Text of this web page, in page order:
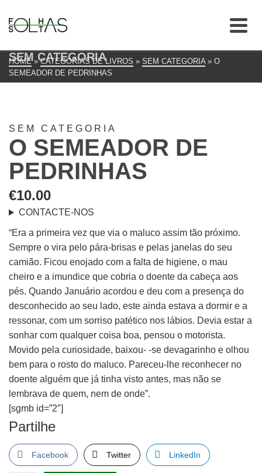
SEM CATEGORIA
HOME » CATEGORIAS DE LIVROS » SEM CATEGORIA » O
SEMEADOR DE PEDRINHAS
SEM CATEGORIA
O SEMEADOR DE
PEDRINHAS
€10.00
CONTACTE-NOS
“Era a primeira vez que via o maluco assim tão próximo.
Sempre o vira pelo pára-brisas e pelas janelas do seu
camião. Ficou enojado com a falta de higiene, o mau
cheiro e a imundice que cobria o doente da cabeça aos
pés. Quando Januário acordou e deu com a presença do
desconhecido ao seu lado, este ainda estava a dormir e a
ressonar, com um sorriso patético nos lábios. Devia estar a
sonhar com qualquer coisa boa, pensou o motorista.
Movido pela curiosidade, baixou- -se devagarinho e olhou
bem para o rosto do maluco. Pareceu-lhe reconhecer no
doente alguém que já tinha visto antes, mas não se
lembrava de quem, nem de onde”.
[sgmb id=”2″]
Partilhe
Facebook Twitter LinkedIn